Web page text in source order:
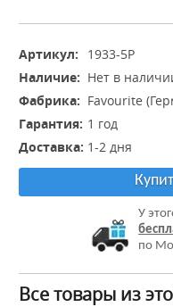
Артикул:
1933-5P
Наличие: Нет в
Фабрика: Favourite
Гарантия: 1 год
Доставка: 1-2 дня
У
по
Все товары из